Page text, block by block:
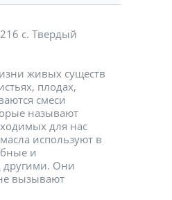
с. Твердый
живых существ
плодах,
смеси
называют
для нас
используют в
и
другими. Они
вызывают